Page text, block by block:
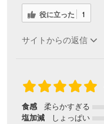
役に立った 1
サイトからの返信
食感 柔らかすぎる
塩加減
しょっぱい